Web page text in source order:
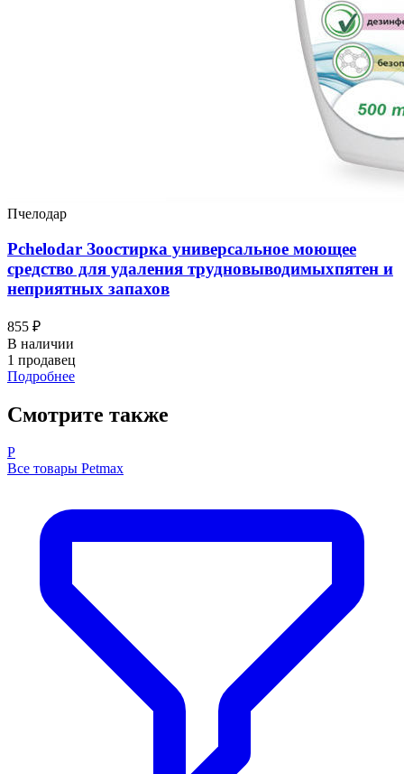
Пчелодар
Pchelodar Зоостирка универсальное моющее
средство для удаления трудновыводимыхпятен и
неприятных запахов
855 ₽
В наличии
1 продавец
Подробнее
Смотрите также
P
Все товары Petmax